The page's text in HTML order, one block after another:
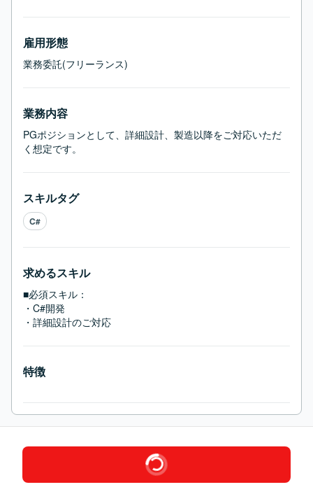
雇用形態
業務委託(フリーランス)
業務内容
PGポジションとして、詳細設計、製造以降をご対応いただ
く想定です。
スキルタグ
C#
求めるスキル
■必須スキル：
・C#開発
・詳細設計のご対応
特徴